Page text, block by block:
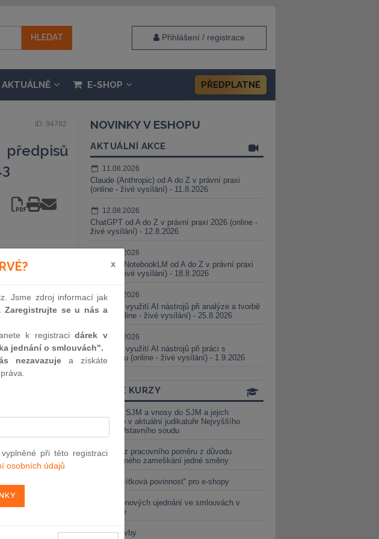
Přihlášení / registrace
AKTUÁLNĚ E-SHOP PŘEDPLATNÉ
ID: 94782
státního
a o státním
NOVINKY V ESHOPU
AKTUÁLNÍ AKCE
11.08.2026
Claude (Anthropic) od A do Z v právní praxi
(online - živé vysílání) - 11.8.2026
12.08.2026
ChatGPT od A do Z v právní praxi 2026 (online -
živé vysílání) - 12.8.2026
18.08.2026
Gemini a NotebookLM od A do Z v právní praxi
(online - živé vysílání) - 18.8.2026
25.08.2026
Praktické využití AI nástrojů při analýze a tvorbě
smluv (online - živé vysílání) - 25.8.2026
01.09.2026
Praktické využití AI nástrojů při práci s
judikaturou (online - živé vysílání) - 1.9.2026
ONLINE KURZY
Vnosy ze SJM a vnosy do SJM a jejich
valorizace v aktuální judikatuře Nejvyššího
soudu a Ústavního soudu
Výpověď z pracovního poměru z důvodu
neomluveného zameškání jedné směny
Nová „tlačítková povinnost“ pro e-shopy
Změna cenových ujednání ve smlouvách v
energetice
Černé stavby
x
Jsme zdroj informací jak
Zaregistrujte se u nás a
k registracidárek v
jednání o smlouvách".
nezavazuje a získáte
při této registraci
osobních údajů